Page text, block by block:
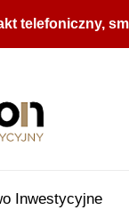
telefoniczny,
Inwestycyjne